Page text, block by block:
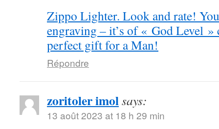
Zippo Lighter. Look and rate!
engraving – it’s of « God Level
perfect gift for a Man!
Répondre
zoritoler imolsays:
13 août 2023 at 18 h 29 min